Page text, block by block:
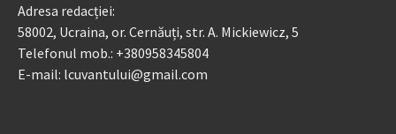
Adresa redacției:
58002, Ucraina, or. Cernăuți, str. A. Mickiewicz, 5
Telefonul mob.: +380958345804
E-mail: lcuvantului@gmail.com